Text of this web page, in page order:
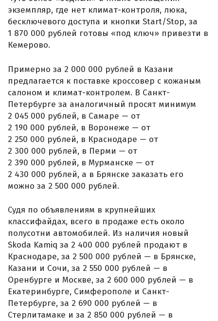
экземпляр, где нет климат-контроля, люка,
бесключевого доступа и кнопки Start/Stop, за
1 870 000 рублей готовы «под ключ» привезти в
Кемерово.
Примерно за 2 000 000 рублей в Казани
предлагается к поставке кроссовер с кожаным
салоном и климат-контролем. В Санкт-
Петербурге за аналогичный просят минимум
2 045 000 рублей, в Самаре — от
2 190 000 рублей, в Воронеже — от
2 250 000 рублей, в Краснодаре — от
2 300 000 рублей, в Перми — от
2 390 000 рублей, в Мурманске — от
2 430 000 рублей, а в Брянске заказать его
можно за 2 500 000 рублей.
Судя по объявлениям в крупнейших
классифайдах, всего в продаже есть около
полусотни автомобилей. Из наличия новый
Skoda Kamiq за 2 400 000 рублей продают в
Краснодаре, за 2 500 000 рублей — в Брянске,
Казани и Сочи, за 2 550 000 рублей — в
Оренбурге и Москве, за 2 600 000 рублей — в
Екатеринбурге, Симферополе и Санкт-
Петербурге, за 2 690 000 рублей — в
Стерлитамаке и за 2 850 000 рублей — в